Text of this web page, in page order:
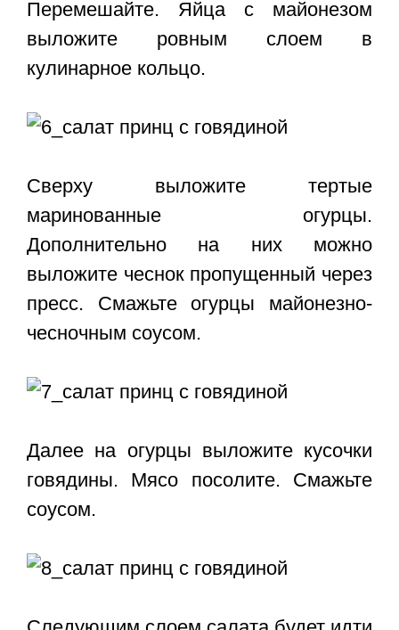
Перемешайте. Яйца с майонезом
выложите ровным слоем в
кулинарное кольцо.
Сверху выложите тертые
маринованные огурцы.
Дополнительно на них можно
выложите чеснок пропущенный через
пресс. Смажьте огурцы майонезно-
чесночным соусом.
Далее на огурцы выложите кусочки
говядины. Мясо посолите. Смажьте
соусом.